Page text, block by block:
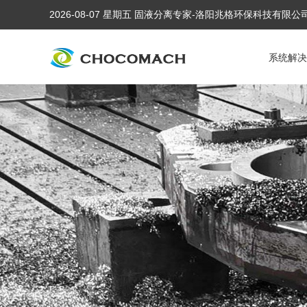
2026-08-07 星期五 固液分离专家-洛阳兆格环保科技有限公
系统解